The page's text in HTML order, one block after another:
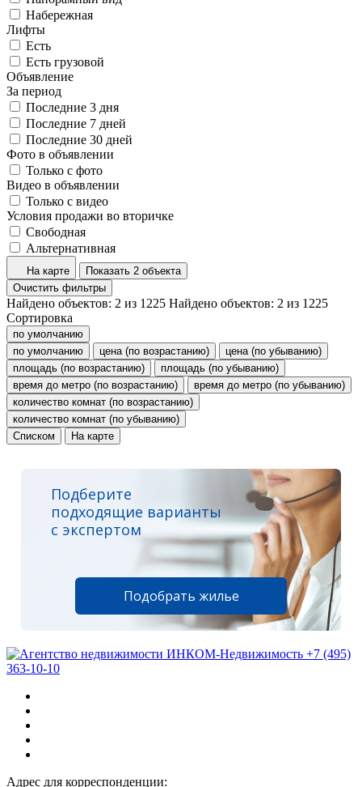
Набережная
Лифты
Есть
Есть грузовой
Объявление
За период
Последние 3 дня
Последние 7 дней
Последние 30 дней
Фото в объявлении
Только с фото
Видео в объявлении
Только с видео
Условия продажи во вторичке
Свободная
Альтернативная
На карте
Показать 2 объекта
Очистить фильтры
Найдено объектов: 2 из 1225 Найдено объектов: 2 из 1225
Сортировка
по умолчанию
по умолчанию
цена (по возрастанию)
цена (по убыванию)
площадь (по возрастанию)
площадь (по убыванию)
время до метро (по возрастанию)
время до метро (по убыванию)
количество комнат (по возрастанию)
количество комнат (по убыванию)
Списком
На карте
Подберите
подходящие варианты
с экспертом
Подобрать жилье
+7 (495)
363-10-10
Адрес для корреспонденции: